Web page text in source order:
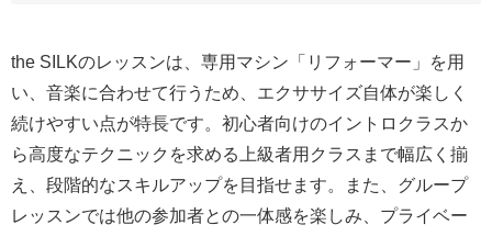
the SILKのレッスンは、専用マシン「リフォーマー」を用
い、音楽に合わせて行うため、エクササイズ自体が楽しく
続けやすい点が特長です。初心者向けのイントロクラスか
ら高度なテクニックを求める上級者用クラスまで幅広く揃
え、段階的なスキルアップを目指せます。また、グループ
レッスンでは他の参加者との一体感を楽しみ、プライベー